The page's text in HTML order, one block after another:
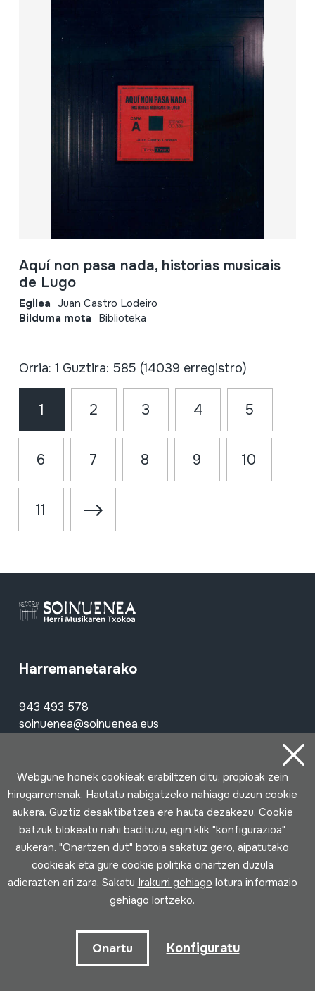
Aquí non pasa nada, historias musicais
de Lugo
Egilea Juan Castro Lodeiro
Bilduma mota Biblioteka
Orria: 1 Guztira: 585 (14039 erregistro)
1 2 3 4 5
6 7 8 9 10
11
Harremanetarako
943 493 578
soinuenea@soinuenea.eus
Google Maps-en ikusi
FacebookYoutubeIssuu Vimeo Flickr SoundCloud
Harremanetan jarri
Webgune honek cookieak erabiltzen ditu, propioak zein
hirugarrenenak. Hautatu nabigatzeko nahiago duzun cookie
aukera. Guztiz desaktibatzea ere hauta dezakezu. Cookie
batzuk blokeatu nahi badituzu, egin klik "konfigurazioa"
aukeran. "Onartzen dut" botoia sakatuz gero, aipatutako
cookieak eta gure cookie politika onartzen duzula
adierazten ari zara. Sakatu Irakurri gehiago lotura informazio
gehiago lortzeko.
Onartu Konfiguratu